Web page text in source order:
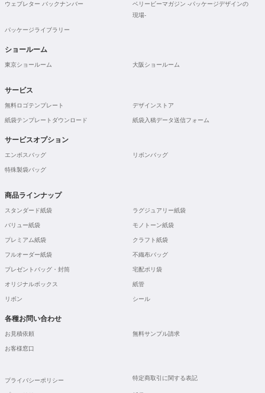
ウェブレター バックナンバー
ベリービーマガジン -パッケージデザインの
現場-
パッケージライブラリー
ショールーム
東京ショールーム 大阪ショールーム
サービス
無料ロゴテンプレート デザインストア
紙袋テンプレートダウンロード 紙袋入稿データ送信フォーム
サービスオプション
エンボスバッグ リボンバッグ
特殊製袋バッグ
商品ラインナップ
スタンダード紙袋 ラグジュアリー紙袋
バリュー紙袋 モノトーン紙袋
プレミアム紙袋 クラフト紙袋
フルオーダー紙袋 不織布バッグ
プレゼントバッグ・封筒 宅配ポリ袋
オリジナルボックス 紙管
リボン シール
各種お問い合わせ
お見積依頼 無料サンプル請求
お客様窓口
プライバシーポリシー 特定商取引に関する表記